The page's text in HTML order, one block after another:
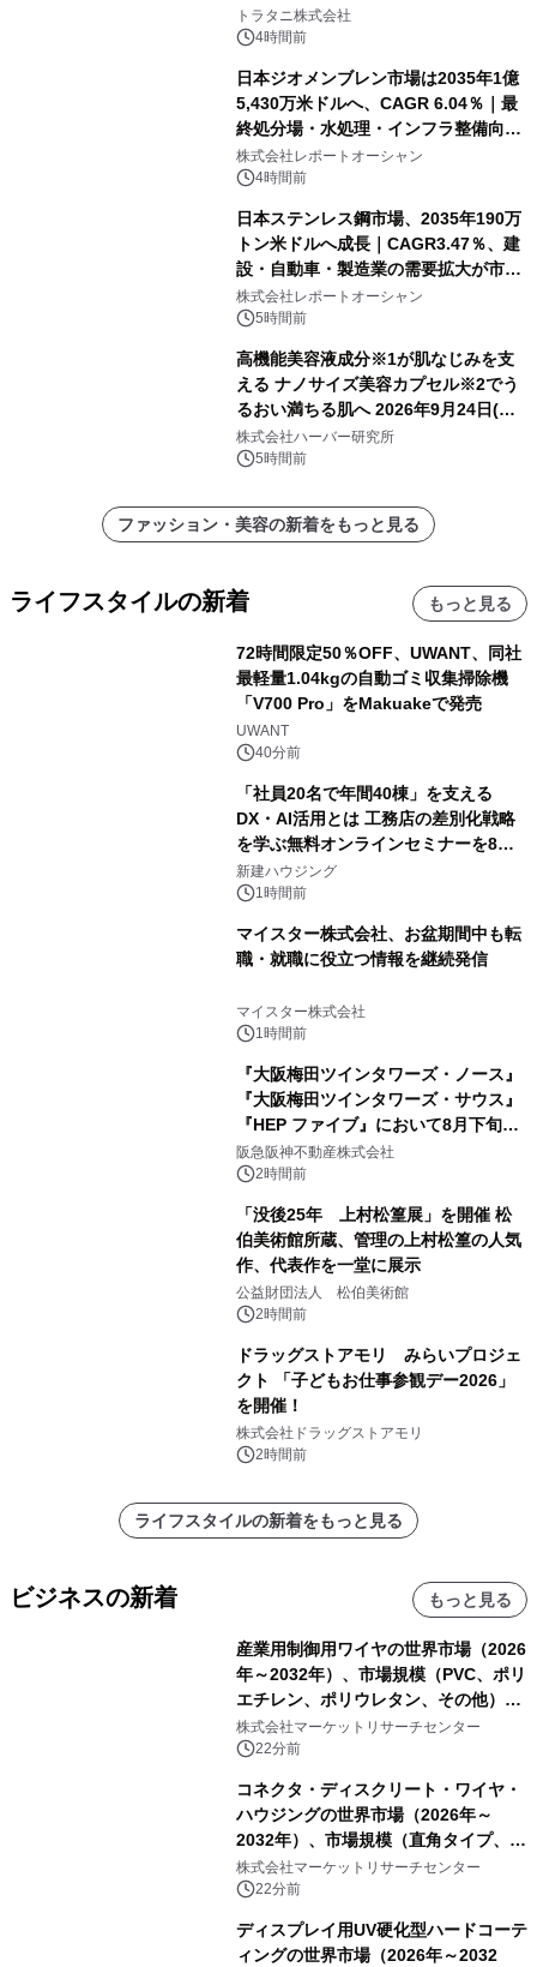
トラタニ株式会社
4時間前
日本ジオメンブレン市場は2035年1億
5,430万米ドルへ、CAGR 6.04％｜最
終処分場・水処理・インフラ整備向け
需要拡大
株式会社レポートオーシャン
4時間前
日本ステンレス鋼市場、2035年190万
トン米ドルへ成長｜CAGR3.47％、建
設・自動車・製造業の需要拡大が市場
を牽引
株式会社レポートオーシャン
5時間前
高機能美容液成分※1が肌なじみを支
える ナノサイズ美容カプセル※2でう
るおい満ちる肌へ 2026年9月24日(木)
よりリニューアル新発売 『ディープモ
イストセラム』
株式会社ハーバー研究所
5時間前
ファッション・美容の新着をもっと見る
ライフスタイルの新着 もっと見る
72時間限定50％OFF、UWANT、同社
最軽量1.04kgの自動ゴミ収集掃除機
「V700 Pro」をMakuakeで発売
UWANT
40分前
「社員20名で年間40棟」を支える
DX・AI活用とは 工務店の差別化戦略
を学ぶ無料オンラインセミナーを8月
20日に開催
新建ハウジング
1時間前
マイスター株式会社、お盆期間中も転
職・就職に役立つ情報を継続発信
マイスター株式会社
1時間前
『大阪梅田ツインタワーズ・ノース』
『大阪梅田ツインタワーズ・サウス』
『HEP ファイブ』において8月下旬か
ら 「オフサイト型コーポレートPPA」
による 再生可能エネルギー電力の使用
阪急阪神不動産株式会社
2時間前
「没後25年 上村松篁展」を開催 松
伯美術館所蔵、管理の上村松篁の人気
作、代表作を一堂に展示
公益財団法人 松伯美術館
2時間前
ドラッグストアモリ みらいプロジェ
クト 「子どもお仕事参観デー2026」
を開催！
株式会社ドラッグストアモリ
2時間前
ライフスタイルの新着をもっと見る
ビジネスの新着 もっと見る
産業用制御用ワイヤの世界市場（2026
年～2032年）、市場規模（PVC、ポリ
エチレン、ポリウレタン、その他）・
分析レポートを発表
株式会社マーケットリサーチセンター
22分前
コネクタ・ディスクリート・ワイヤ・
ハウジングの世界市場（2026年～
2032年）、市場規模（直角タイプ、T
型、Y型）・分析レポートを発表
株式会社マーケットリサーチセンター
22分前
ディスプレイ用UV硬化型ハードコーテ
ィングの世界市場（2026年～2032